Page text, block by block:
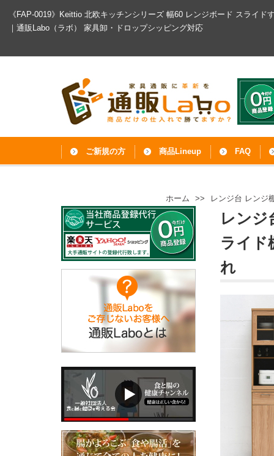
《FAP-0019》Keittio 北欧キッチンシリーズ 幅60 レンジボード スライ
｜通販Labo（ラボ） 家具卸・ドロップシッピング対応
ご新規の方 商品Lineup FAQ
ホーム >> レンジ台 レンジ
レンジ
ライド
れ